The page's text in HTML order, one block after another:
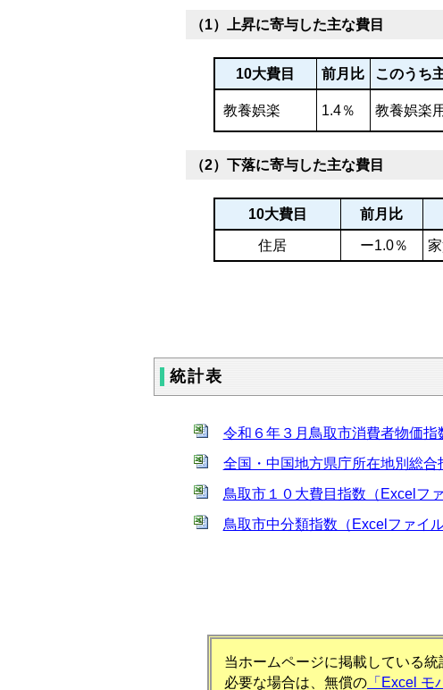
（1）上昇に寄与した主な費目
10大費目 前月比 このうち
教養娯楽 1.4％ 教養娯楽
（2）下落に寄与した主な費目
10大費目 前月比
住居 ー1.0％
統計表
令和６年３月鳥取市消費者物価
全国・中国地方県庁所在地別総
鳥取市１０大費目指数（Excelフ
鳥取市中分類指数（Excelファイ
当ホームページに掲載している
必要な場合は、無償の 「Excel モ